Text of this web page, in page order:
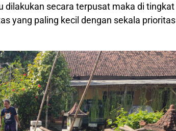
dilakukan secara terpusat maka di tingkat
yang paling kecil dengan sekala prioritas